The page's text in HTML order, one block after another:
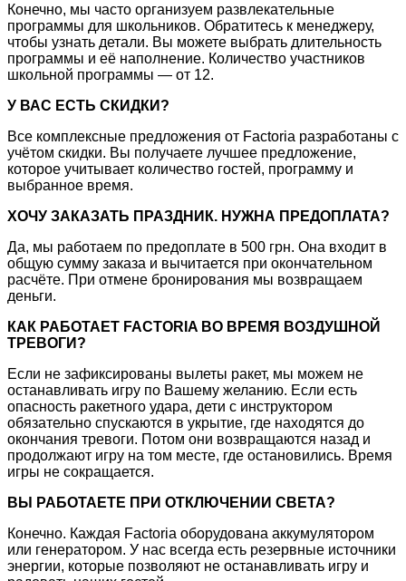
Конечно, мы часто организуем развлекательные
программы для школьников. Обратитесь к менеджеру,
чтобы узнать детали. Вы можете выбрать длительность
программы и её наполнение. Количество участников
школьной программы — от 12.
У ВАС ЕСТЬ СКИДКИ?
Все комплексные предложения от Factoria разработаны с
учётом скидки. Вы получаете лучшее предложение,
которое учитывает количество гостей, программу и
выбранное время.
ХОЧУ ЗАКАЗАТЬ ПРАЗДНИК. НУЖНА ПРЕДОПЛАТА?
Да, мы работаем по предоплате в 500 грн. Она входит в
общую сумму заказа и вычитается при окончательном
расчёте. При отмене бронирования мы возвращаем
деньги.
КАК РАБОТАЕТ FACTORIA ВО ВРЕМЯ ВОЗДУШНОЙ
ТРЕВОГИ?
Если не зафиксированы вылеты ракет, мы можем не
останавливать игру по Вашему желанию. Если есть
опасность ракетного удара, дети с инструктором
обязательно спускаются в укрытие, где находятся до
окончания тревоги. Потом они возвращаются назад и
продолжают игру на том месте, где остановились. Время
игры не сокращается.
ВЫ РАБОТАЕТЕ ПРИ ОТКЛЮЧЕНИИ СВЕТА?
Конечно. Каждая Factoria оборудована аккумулятором
или генератором. У нас всегда есть резервные источники
энергии, которые позволяют не останавливать игру и